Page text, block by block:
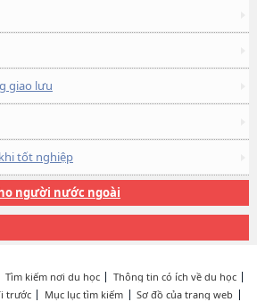
giao lưu
tốt nghiệp
người nước ngoài
Tìm kiếm nơi du học
Thông tin có ích về du học
trước
Mục lục tìm kiếm
Sơ đồ của trang web